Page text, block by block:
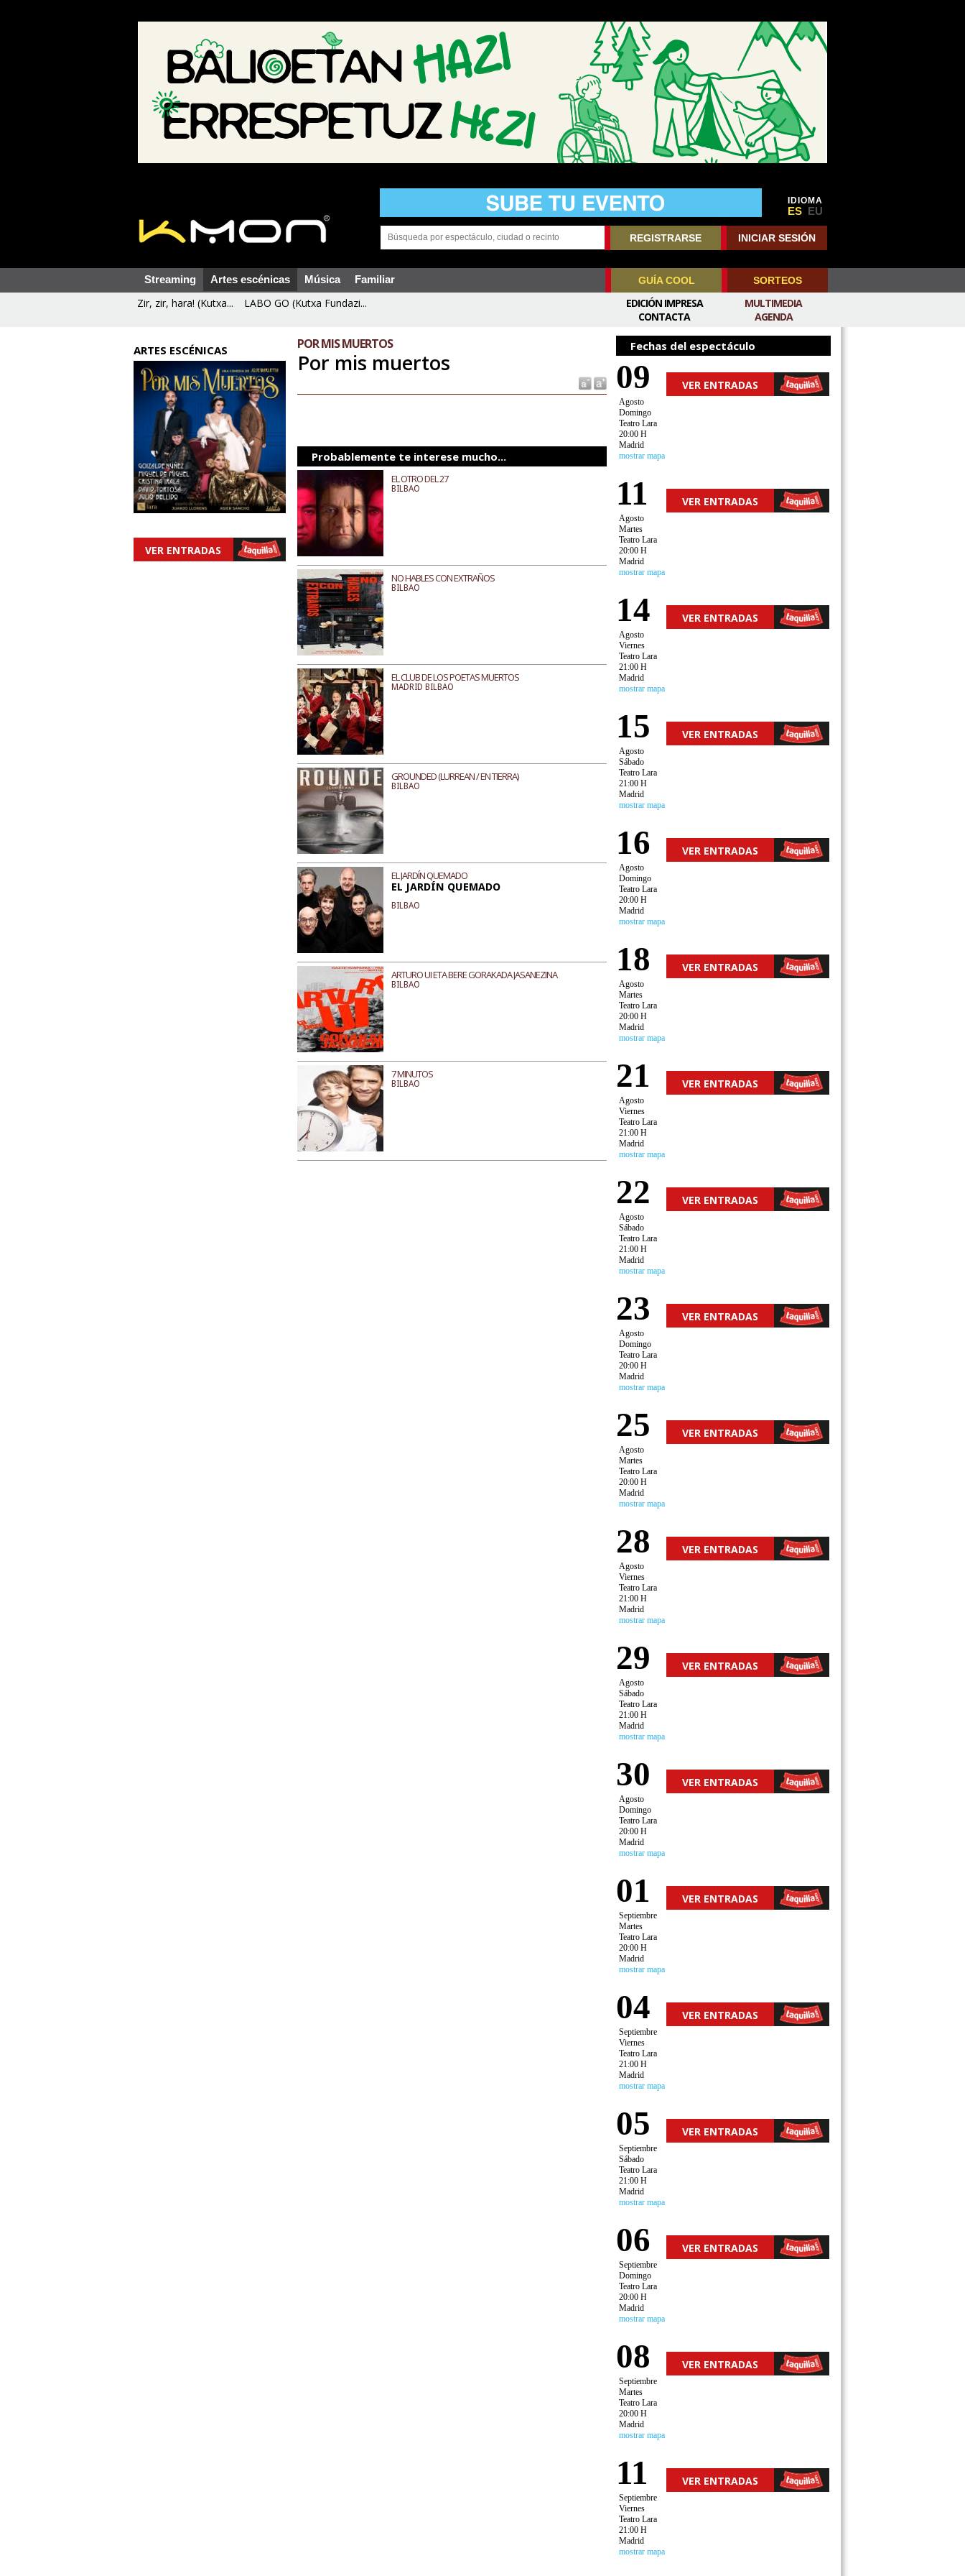
IDIOMA
ES EU
REGISTRARSE INICIAR SESIÓN
Streaming Artes escénicas Música Familiar GUÍA COOL SORTEOS
Zir, zir, hara! (Kutxa... LABO GO (Kutxa Fundazi...
MULTIMEDIA
AGENDA
EDICIÓN IMPRESA
CONTACTA
ARTES ESCÉNICAS
VER ENTRADAS
POR MIS MUERTOS
Por mis muertos
Probablemente te interese mucho...
EL OTRO DEL 27
BILBAO
NO HABLES CON EXTRAÑOS
BILBAO
EL CLUB DE LOS POETAS MUERTOS
MADRID BILBAO
GROUNDED (LURREAN / EN TIERRA)
BILBAO
EL JARDÍN QUEMADO
EL JARDÍN QUEMADO
BILBAO
ARTURO UI ETA BERE GORAKADA JASANEZINA
BILBAO
7 MINUTOS
BILBAO
Fechas del espectáculo
09 VER ENTRADAS
Agosto
Domingo
Teatro Lara
20:00 H
Madrid
mostrar mapa
11 VER ENTRADAS
Agosto
Martes
Teatro Lara
20:00 H
Madrid
mostrar mapa
14 VER ENTRADAS
Agosto
Viernes
Teatro Lara
21:00 H
Madrid
mostrar mapa
15 VER ENTRADAS
Agosto
Sábado
Teatro Lara
21:00 H
Madrid
mostrar mapa
16 VER ENTRADAS
Agosto
Domingo
Teatro Lara
20:00 H
Madrid
mostrar mapa
18 VER ENTRADAS
Agosto
Martes
Teatro Lara
20:00 H
Madrid
mostrar mapa
21 VER ENTRADAS
Agosto
Viernes
Teatro Lara
21:00 H
Madrid
mostrar mapa
22 VER ENTRADAS
Agosto
Sábado
Teatro Lara
21:00 H
Madrid
mostrar mapa
23 VER ENTRADAS
Agosto
Domingo
Teatro Lara
20:00 H
Madrid
mostrar mapa
25 VER ENTRADAS
Agosto
Martes
Teatro Lara
20:00 H
Madrid
mostrar mapa
28 VER ENTRADAS
Agosto
Viernes
Teatro Lara
21:00 H
Madrid
mostrar mapa
29 VER ENTRADAS
Agosto
Sábado
Teatro Lara
21:00 H
Madrid
mostrar mapa
30 VER ENTRADAS
Agosto
Domingo
Teatro Lara
20:00 H
Madrid
mostrar mapa
01 VER ENTRADAS
Septiembre
Martes
Teatro Lara
20:00 H
Madrid
mostrar mapa
04 VER ENTRADAS
Septiembre
Viernes
Teatro Lara
21:00 H
Madrid
mostrar mapa
05 VER ENTRADAS
Septiembre
Sábado
Teatro Lara
21:00 H
Madrid
mostrar mapa
06 VER ENTRADAS
Septiembre
Domingo
Teatro Lara
20:00 H
Madrid
mostrar mapa
08 VER ENTRADAS
Septiembre
Martes
Teatro Lara
20:00 H
Madrid
mostrar mapa
11 VER ENTRADAS
Septiembre
Viernes
Teatro Lara
21:00 H
Madrid
mostrar mapa